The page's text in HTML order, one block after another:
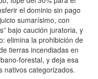
el dominio sin pago
sumarísimo, con
bajo caución juratoria, y
elimina la prohibición de
tierras incendiadas en
forestal, y deja esa
nativos categorizados.